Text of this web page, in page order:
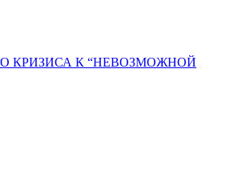
КРИЗИСА К “НЕВОЗМОЖНОЙ